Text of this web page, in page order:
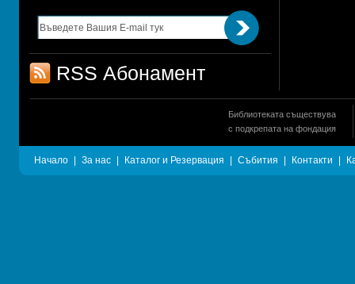
RSS Абонамент
Библиотеката съществува
с подкрепата на фондация
Начало За нас Каталог и Резервация Събития Контакти